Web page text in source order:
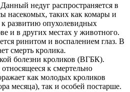
недуг распространяется в
насекомых, таких как комары и
развитию опухолевидных
и в других местах у животного.
ринитом и воспалением глаз. В
смерть кролика.
болезни кроликов (ВГБК).
к смертельно
как молодых кроликов
месяца), так и особей постарше.